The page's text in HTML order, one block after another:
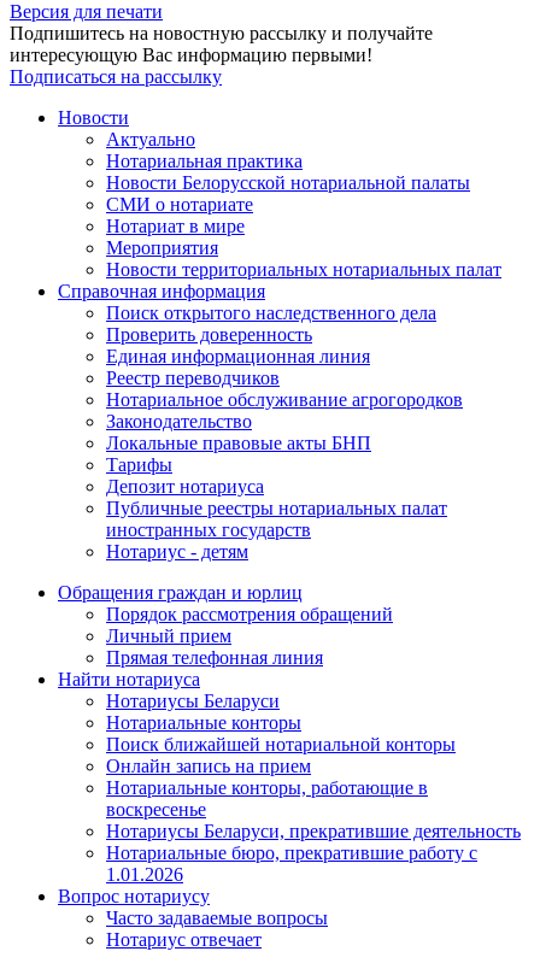
Версия для печати
Подпишитесь на новостную рассылку и получайте
интересующую Вас информацию первыми!
Подписаться на рассылку
Новости
Актуально
Нотариальная практика
Новости Белорусской нотариальной палаты
СМИ о нотариате
Нотариат в мире
Мероприятия
Новости территориальных нотариальных палат
Справочная информация
Поиск открытого наследственного дела
Проверить доверенность
Единая информационная линия
Реестр переводчиков
Нотариальное обслуживание агрогородков
Законодательство
Локальные правовые акты БНП
Тарифы
Депозит нотариуса
Публичные реестры нотариальных палат
иностранных государств
Нотариус - детям
Обращения граждан и юрлиц
Порядок рассмотрения обращений
Личный прием
Прямая телефонная линия
Найти нотариуса
Нотариусы Беларуси
Нотариальные конторы
Поиск ближайшей нотариальной конторы
Онлайн запись на прием
Нотариальные конторы, работающие в
воскресенье
Нотариусы Беларуси, прекратившие деятельность
Нотариальные бюро, прекратившие работу с
1.01.2026
Вопрос нотариусу
Часто задаваемые вопросы
Нотариус отвечает